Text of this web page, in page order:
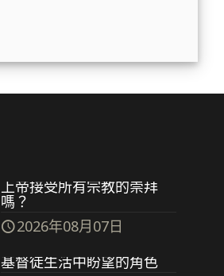
上帝接受所有宗教的崇拜
嗎？
2026年08月07日
基督徒生活中盼望的角色